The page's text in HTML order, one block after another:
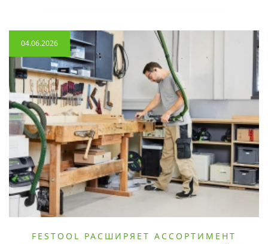
04.06.2026
FESTOOL РАСШИРЯЕТ АССОРТИМЕНТ